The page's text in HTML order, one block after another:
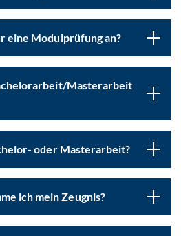
eine Modulprüfung an?
Masterarbeit
oder Masterarbeit?
ich mein Zeugnis?